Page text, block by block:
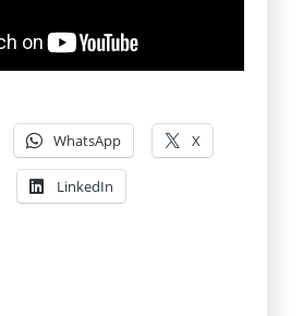
WhatsApp X
LinkedIn